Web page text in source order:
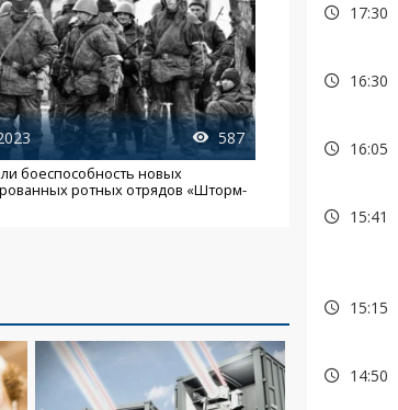
587
боеспособность новых
ротных отрядов «Шторм-
17:30
16:30
16:05
15:41
15:15
14:50